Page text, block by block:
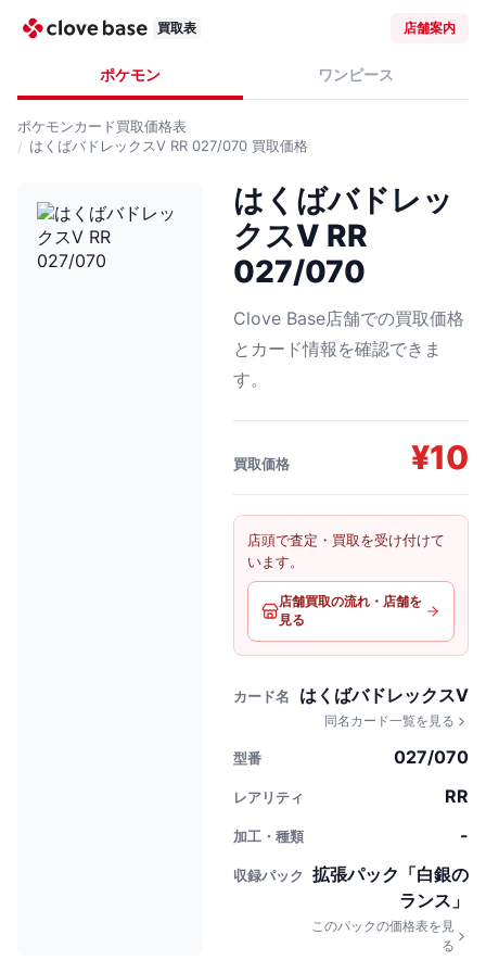
買取表 店舗案内
ポケモン ワンピース
ポケモンカード買取価格表
はくばバドレックスV RR 027/070 買取価格
はくばバドレッ
クスV RR
027/070
Clove Base店舗での買取価格
とカード情報を確認できま
す。
買取価格 ¥10
店頭で査定・買取を受け付けて
います。
店舗買取の流れ・店舗を
見る
カード名 はくばバドレックスV
同名カード一覧を見る
型番 027/070
レアリティ RR
加工・種類 -
収録パック
拡張パック「白銀の
ランス」
このパックの価格表を見
る